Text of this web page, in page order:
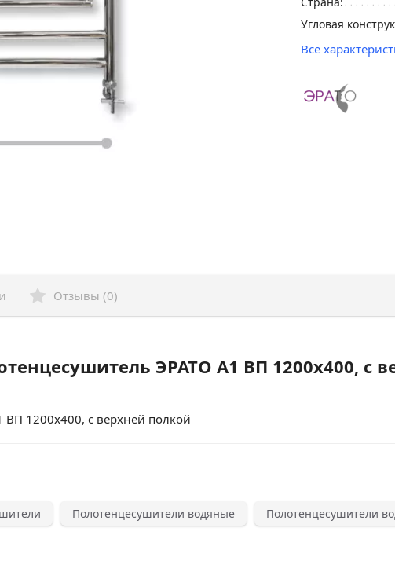
Угловая
Все
Отзывы (0)
ЭРАТО А1 ВП 1200x400, с
1200x400, с верхней полкой
Полотенцесушители водяные Полотенцесушители